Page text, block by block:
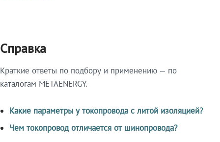
Справка
Краткие ответы по подбору и применению — по
каталогам METAENERGY.
Какие параметры у токопровода с литой изоляцией?
Чем токопровод отличается от шинопровода?